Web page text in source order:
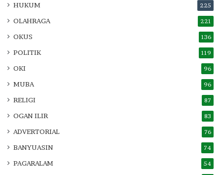
HUKUM 225
OLAHRAGA 221
OKUS 136
POLITIK 119
OKI 96
MUBA 96
RELIGI 87
OGAN ILIR 83
ADVERTORIAL 76
BANYUASIN 74
PAGARALAM 54